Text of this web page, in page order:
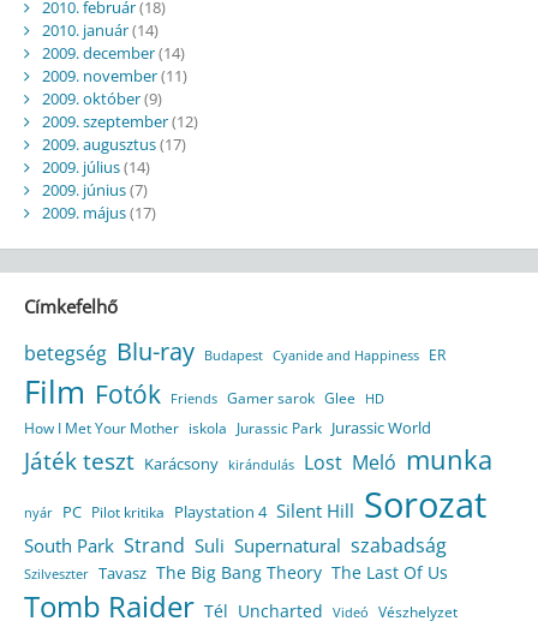
2010. február(18)
2010. január(14)
2009. december(14)
2009. november(11)
2009. október(9)
2009. szeptember(12)
2009. augusztus(17)
2009. július(14)
2009. június(7)
2009. május(17)
Címkefelhő
betegség Blu-ray Budapest Cyanide and Happiness ER
Film Fotók Friends Gamer sarok Glee HD
How I Met Your Mother iskola Jurassic Park Jurassic World
Játék teszt Karácsony kirándulás Lost Meló munka
nyár PC Pilot kritika Playstation 4 Silent Hill Sorozat
South Park Strand Suli Supernatural szabadság
Szilveszter Tavasz The Big Bang Theory The Last Of Us
Tomb Raider Tél Uncharted Videó Vészhelyzet